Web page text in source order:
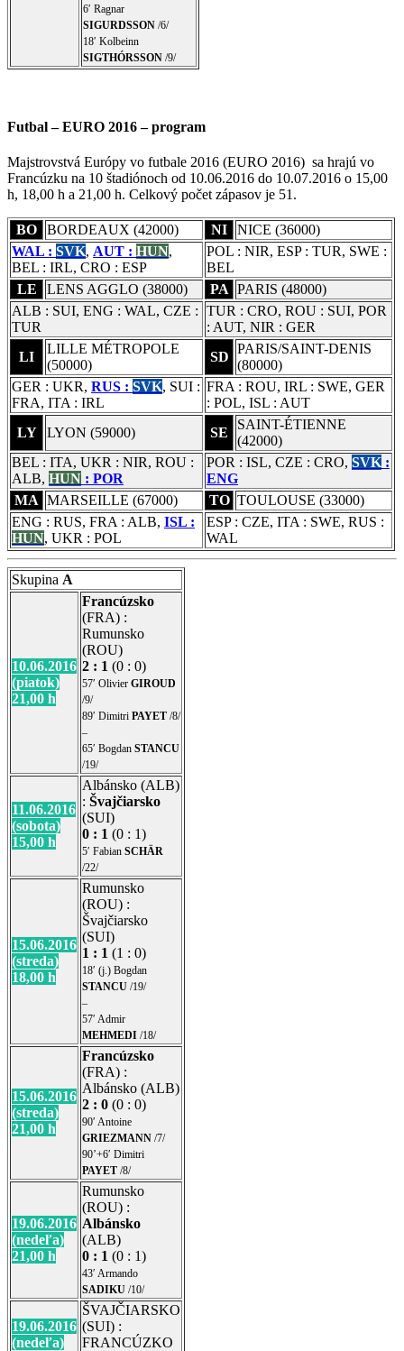
6′ Ragnar
SIGURDSSON /6/
18′ Kolbeinn
SIGTHÓRSSON /9/
Futbal – EURO 2016 – program
Majstrovstvá Európy vo futbale 2016 (EURO 2016) sa hrajú vo
Francúzku na 10 štadiónoch od 10.06.2016 do 10.07.2016 o 15,00
h, 18,00 h a 21,00 h. Celkový počet zápasov je 51.
BO BORDEAUX (42000) NI
NICE (36000)
WAL : SVK, AUT : HUN,
BEL : IRL, CRO : ESP
POL : NIR, ESP : TUR, SWE :
BEL
LE
LENS AGGLO (38000) PA PARIS (48000)
ALB : SUI, ENG : WAL, CZE :
TUR
TUR : CRO, ROU : SUI, POR
: AUT, NIR : GER
LI
LILLE MÉTROPOLE
(50000)
SD
PARIS/SAINT-DENIS
(80000)
GER : UKR, RUS : SVK, SUI :
FRA, ITA : IRL
FRA : ROU, IRL : SWE, GER
: POL, ISL : AUT
LY
LYON (59000) SE
SAINT-ÉTIENNE
(42000)
BEL : ITA, UKR : NIR, ROU :
ALB, HUN : POR
POR : ISL, CZE : CRO, SVK :
ENG
MA MARSEILLE (67000) TO TOULOUSE (33000)
ENG : RUS, FRA : ALB, ISL :
HUN, UKR : POL
ESP : CZE, ITA : SWE, RUS :
WAL
Skupina A
10.06.2016
(piatok)
21,00 h
Francúzsko
(FRA) :
Rumunsko
(ROU)
2 : 1 (0 : 0)
57′ Olivier GIROUD
/9/
89′ Dimitri PAYET /8/
–
65′ Bogdan STANCU
/19/
11.06.2016
(sobota)
15,00 h
Albánsko (ALB)
: Švajčiarsko
(SUI)
0 : 1 (0 : 1)
5′ Fabian SCHÄR
/22/
15.06.2016
(streda)
18,00 h
Rumunsko
(ROU) :
Švajčiarsko
(SUI)
1 : 1 (1 : 0)
18′ (j.) Bogdan
STANCU /19/
–
57′ Admir
MEHMEDI /18/
15.06.2016
(streda)
21,00 h
Francúzsko
(FRA) :
Albánsko (ALB)
2 : 0 (0 : 0)
90′ Antoine
GRIEZMANN /7/
90’+6′ Dimitri
PAYET /8/
19.06.2016
(nedeľa)
21,00 h
Rumunsko
(ROU) :
Albánsko
(ALB)
0 : 1 (0 : 1)
43′ Armando
SADIKU /10/
19.06.2016
(nedeľa)
ŠVAJČIARSKO
(SUI) :
FRANCÚZKO